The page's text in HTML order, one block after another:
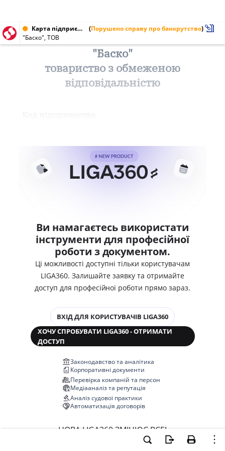
Карта підприємства від 06.12.1997 (Порушено справу про банкрутство)
"Баско", ТОВ
"Баско"
товариство з обмеженою
відповідальністю
Ви намагаєтесь використати
інструменти для професійної
роботи з документом.
Ці можливості доступні тільки користувачам
LIGA360. Залишайте заявку та отримайте
доступ для професійної роботи прямо зараз.
ВХІД ДЛЯ КОРИСТУВАЧІВ LIGA360
ХОЧУ СПРОБУВАТИ LIGA360 - ОТРИМАТИ
ДОСТУП
Законодавство та аналітика
Корпоративні документи
Перевірка компаній та персон
Медіааналіз та репутація
Аналіз судової практики
Автоматизація договорів
НОВА LIGA360 ЗМІНЮЄ ВСЕ!